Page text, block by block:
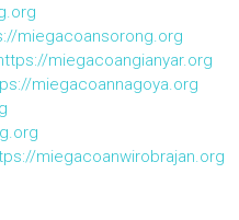
miegacoansorong.org
miegacoangianyar.org
miegacoannagoya.org
miegacoanwirobrajan.org